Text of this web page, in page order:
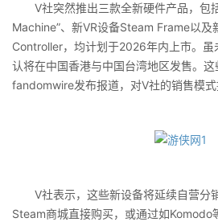
V社突然推出三款全新硬件产品，包
Machine”、新VR设备Steam Frame以及
Controller，均计划于2026年内上市。虽
认将在中国香港与中国台湾地区发售。
fandomwire发布报道，对V社的销售模式
V社表示，这些新设备将延续自营分
Steam商城直接购买，或通过如Komodo